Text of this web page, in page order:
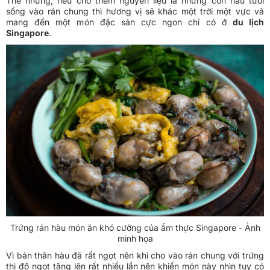
sống vào rán chung thì hương vị sẽ khác một trời một vực và
mang đến một món đặc sản cực ngon chỉ có ở du lịch
Singapore.
Trứng rán hàu món ăn khó cưỡng của ẩm thực Singapore - Ảnh
minh họa
Vì bản thân hàu đã rất ngọt nên khi cho vào rán chung với trứng
thì độ ngọt tăng lên rất nhiều lần nên khiến món này nhìn tuy có